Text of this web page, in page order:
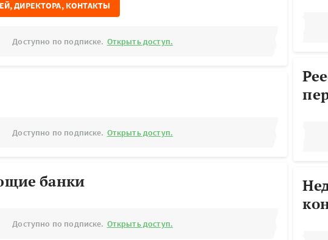
ДИРЕКТОРА, КОНТАКТЫ
Доступно по подписке. Открыть доступ.
Доступно по подписке. Открыть доступ.
банки
Доступно по подписке. Открыть доступ.